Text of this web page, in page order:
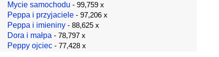
Mycie samochodu - 99,759 x
Peppa i przyjaciele - 97,206 x
Peppa i imieniny - 88,625 x
Dora i małpa - 78,797 x
Peppy ojciec - 77,428 x